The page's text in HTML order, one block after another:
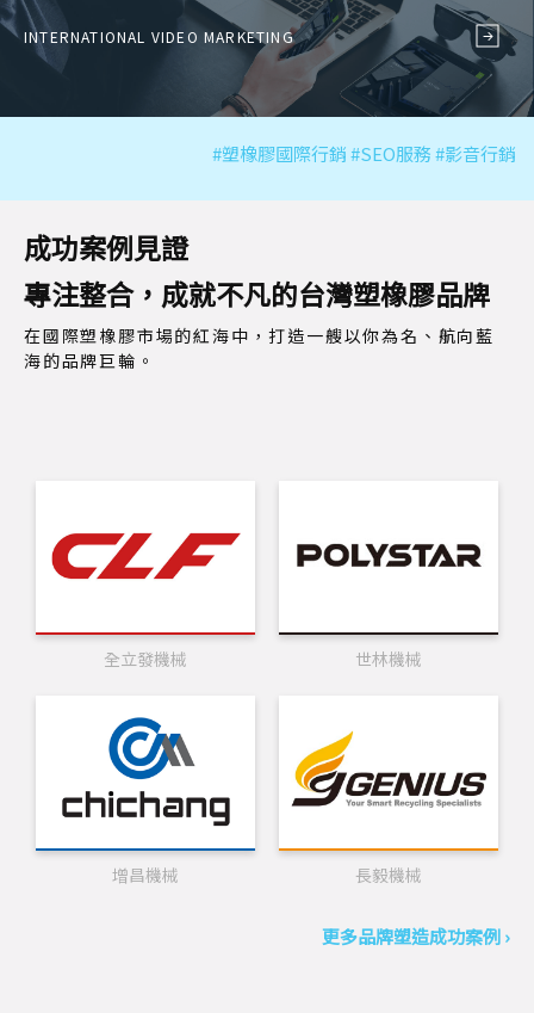
INTERNATIONAL VIDEO MARKETING
#塑橡膠國際行銷 #SEO服務 #影音行銷
成功案例見證
專注整合，成就不凡的台灣塑橡膠品牌
在國際塑橡膠市場的紅海中，打造一艘以你為名、航向藍
海的品牌巨輪。
全立發機械 世林機械
增昌機械 長毅機械
更多品牌塑造成功案例 ›